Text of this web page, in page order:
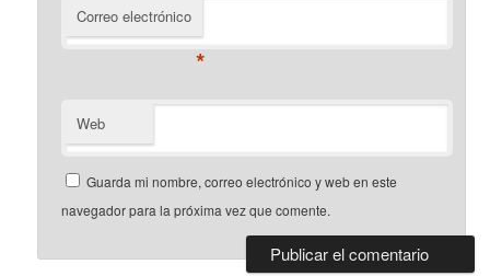
Correo electrónico
*
Web
Guarda mi nombre, correo electrónico y web en este
navegador para la próxima vez que comente.